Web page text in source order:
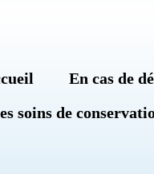
En cas de
soins de